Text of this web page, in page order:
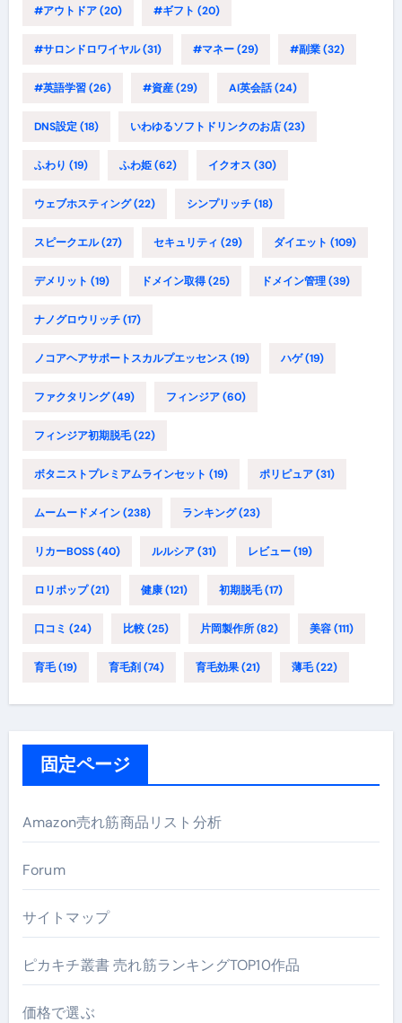
#アウトドア(20) #ギフト (20)
#サロンドロワイヤル(31) #マネー(29) #副業(32)
#英語学習(26) #資産(29) AI英会話(24)
DNS設定(18) いわゆるソフトドリンクのお店(23)
ふわり (19) ふわ姫(62) イクオス (30)
ウェブホスティング(22) シンプリッチ(18)
スピークエル(27) セキュリティ (29) ダイエット (109)
デメリット (19) ドメイン取得(25) ドメイン管理(39)
ナノグロウリッチ(17)
ノコアヘアサポートスカルプエッセンス (19) ハゲ(19)
ファクタリング(49) フィンジア(60)
フィンジア初期脱毛(22)
ボタニストプレミアムラインセット (19) ポリピュア(31)
ムームードメイン(238) ランキング(23)
リカーBOSS(40) ルルシア(31) レビュー(19)
ロリポップ(21) 健康(121) 初期脱毛(17)
口コミ (24) 比較(25) 片岡製作所(82) 美容(111)
育毛(19) 育毛剤(74) 育毛効果(21) 薄毛(22)
固定ページ
Amazon売れ筋商品リスト分析
Forum
サイトマップ
ピカキチ叢書 売れ筋ランキングTOP10作品
価格で選ぶ